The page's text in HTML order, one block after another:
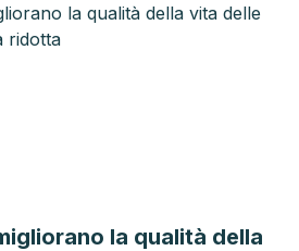
la qualità della